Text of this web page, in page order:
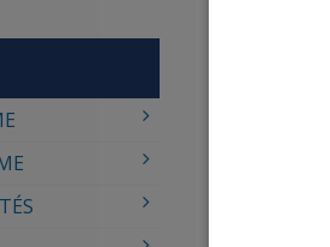
Retrouvez
Blousons,